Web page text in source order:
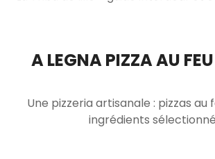
A LEGNA PIZZA AU
Une pizzeria artisanale : pizzas au
ingrédients